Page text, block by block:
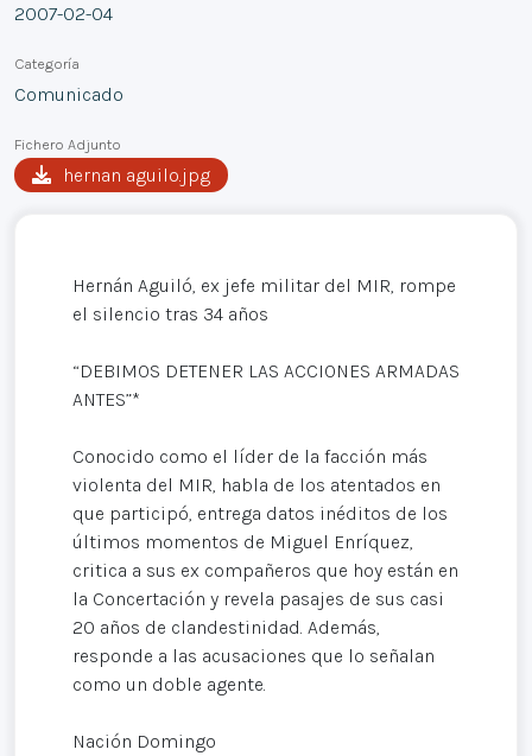
2007-02-04
Categoría
Comunicado
Fichero Adjunto
hernan aguilo.jpg
Hernán Aguiló, ex jefe militar del MIR, rompe
el silencio tras 34 años
“DEBIMOS DETENER LAS ACCIONES ARMADAS
ANTES”*
Conocido como el líder de la facción más
violenta del MIR, habla de los atentados en
que participó, entrega datos inéditos de los
últimos momentos de Miguel Enríquez,
critica a sus ex compañeros que hoy están en
la Concertación y revela pasajes de sus casi
20 años de clandestinidad. Además,
responde a las acusaciones que lo señalan
como un doble agente.
Nación Domingo